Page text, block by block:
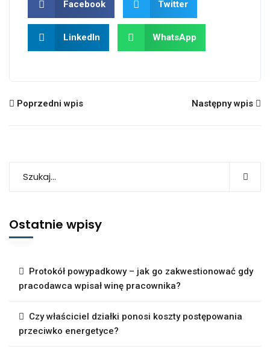
Facebook Twitter
LinkedIn WhatsApp
Poprzedni wpis Następny wpis
Ostatnie wpisy
Protokół powypadkowy – jak go zakwestionować gdy
pracodawca wpisał winę pracownika?
Czy właściciel działki ponosi koszty postępowania
przeciwko energetyce?